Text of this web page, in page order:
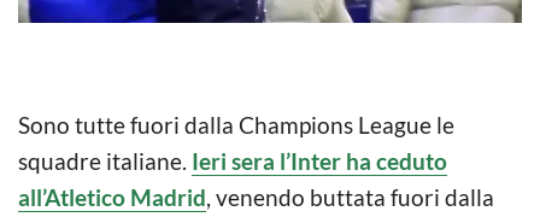
Sono tutte fuori dalla Champions League le
squadre italiane. Ieri sera l’Inter ha ceduto
all’Atletico Madrid, venendo buttata fuori dalla